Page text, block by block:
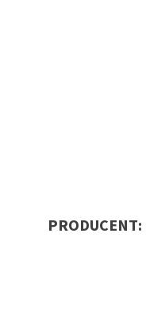
PRODUCENT: